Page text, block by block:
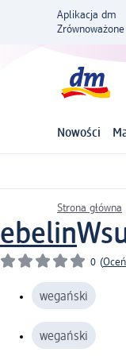
Aplikacja dm
Nowości
Strona główna
ebelin
0 (
wegański
wegański